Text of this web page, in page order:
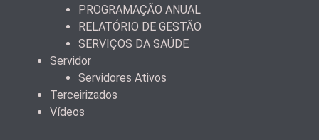
PROGRAMAÇÃO ANUAL
RELATÓRIO DE GESTÃO
SERVIÇOS DA SAÚDE
Servidor
Servidores Ativos
Terceirizados
Vídeos